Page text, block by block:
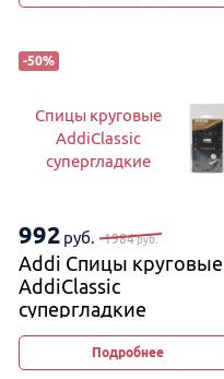
-50%
Спицы круговые
AddiClassic
супергладкие
992 руб. 1984руб.
Addi Спицы круговые
AddiClassic
супергладкие
Подробнее